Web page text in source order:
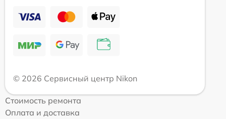
© 2026 Сервисный центр Nikon
Стоимость ремонта
Оплата и доставка